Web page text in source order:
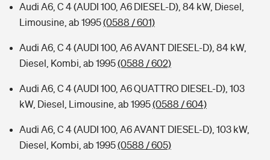
Audi A6, C 4 (AUDI 100, A6 DIESEL-D), 84 kW, Diesel,
Limousine, ab 1995(0588 / 601)
Audi A6, C 4 (AUDI 100, A6 AVANT DIESEL-D), 84 kW,
Diesel, Kombi, ab 1995(0588 / 602)
Audi A6, C 4 (AUDI 100, A6 QUATTRO DIESEL-D), 103
kW, Diesel, Limousine, ab 1995(0588 / 604)
Audi A6, C 4 (AUDI 100, A6 AVANT DIESEL-D), 103 kW,
Diesel, Kombi, ab 1995(0588 / 605)